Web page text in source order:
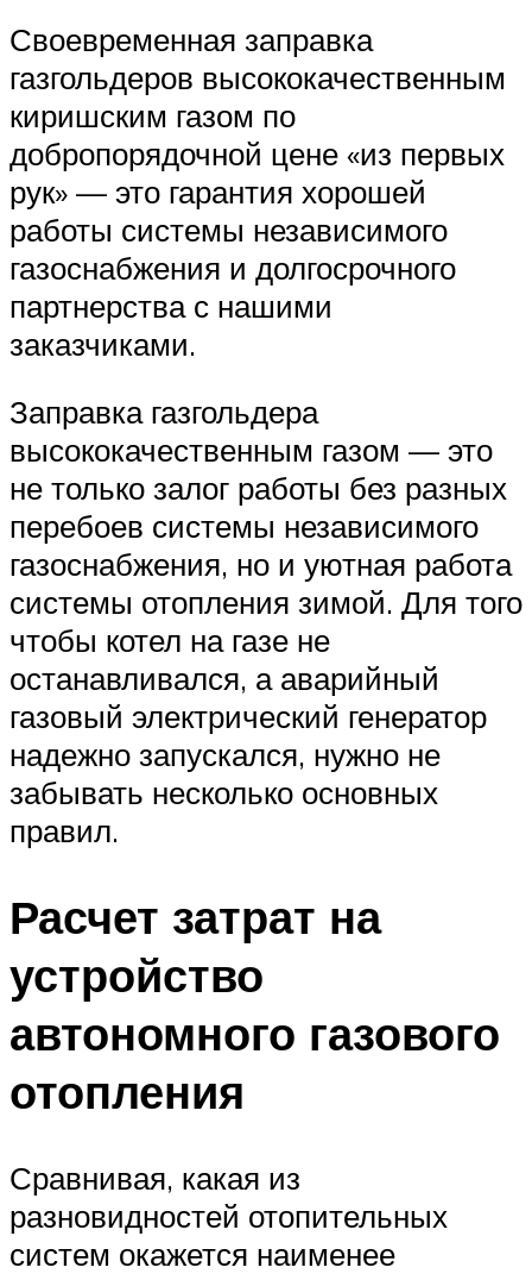
Своевременная заправка
газгольдеров высококачественным
киришским газом по
добропорядочной цене «из первых
рук» — это гарантия хорошей
работы системы независимого
газоснабжения и долгосрочного
партнерства с нашими
заказчиками.
Заправка газгольдера
высококачественным газом — это
не только залог работы без разных
перебоев системы независимого
газоснабжения, но и уютная работа
системы отопления зимой. Для того
чтобы котел на газе не
останавливался, а аварийный
газовый электрический генератор
надежно запускался, нужно не
забывать несколько основных
правил.
Расчет затрат на
устройство
автономного газового
отопления
Сравнивая, какая из
разновидностей отопительных
систем окажется наименее